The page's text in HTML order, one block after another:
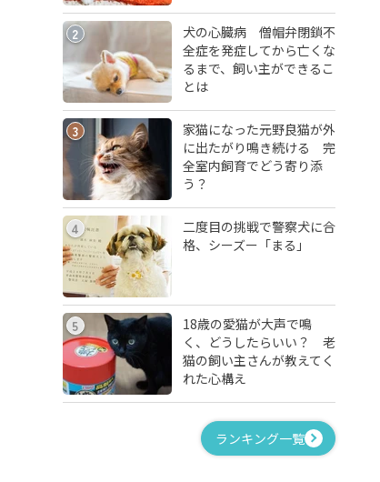
2
犬の心臓病 僧帽弁閉鎖不
全症を発症してから亡くな
るまで、飼い主ができるこ
とは
3
家猫になった元野良猫が外
に出たがり鳴き続ける 完
全室内飼育でどう寄り添
う？
4
二度目の挑戦で警察犬に合
格、シーズー「まる」
5
18歳の愛猫が大声で鳴
く、どうしたらいい？ 老
猫の飼い主さんが教えてく
れた心構え
ランキング一覧